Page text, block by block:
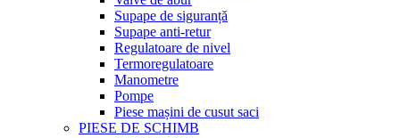
Supape de siguranță
Supape anti-retur
Regulatoare de nivel
Termoregulatoare
Manometre
Pompe
Piese mașini de cusut saci
PIESE DE SCHIMB